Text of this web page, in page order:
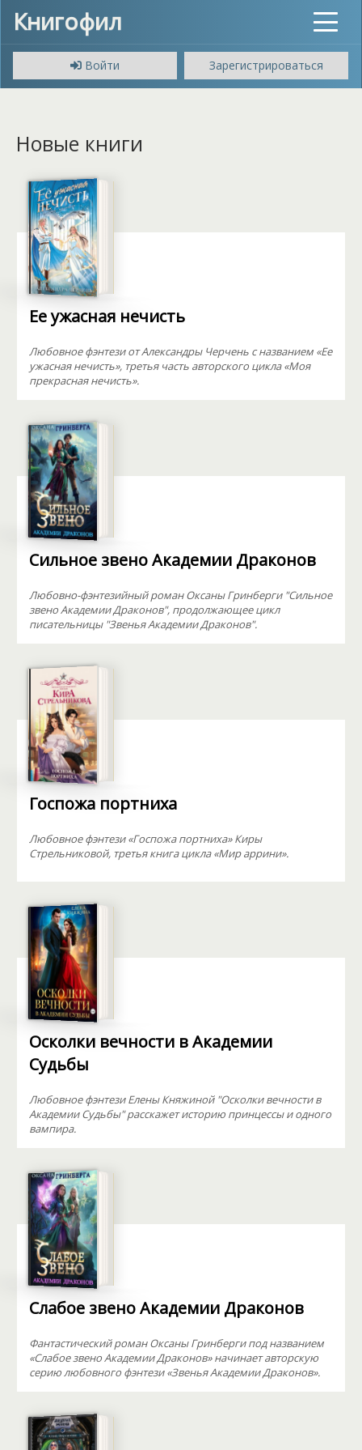
Книгофил
Toggle
Войти
Зарегистрироваться
Новые книги
Ее ужасная нечисть
Любовное фэнтези от Александры Черчень с названием «Ее
ужасная нечисть», третья часть авторского цикла «Моя
прекрасная нечисть».
Сильное звено Академии Драконов
Любовно-фэнтезийный роман Оксаны Гринберги "Сильное
звено Академии Драконов", продолжающее цикл
писательницы "Звенья Академии Драконов".
Госпожа портниха
Любовное фэнтези «Госпожа портниха» Киры
Стрельниковой, третья книга цикла «Мир аррини».
Осколки вечности в Академии
Судьбы
Любовное фэнтези Елены Княжиной "Осколки вечности в
Академии Судьбы" расскажет историю принцессы и одного
вампира.
Слабое звено Академии Драконов
Фантастический роман Оксаны Гринберги под названием
«Слабое звено Академии Драконов» начинает авторскую
серию любовного фэнтези «Звенья Академии Драконов».